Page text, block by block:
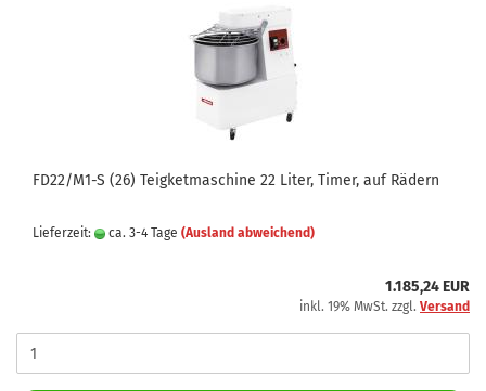
FD22/M1-S (26) Teigketmaschine 22 Liter, Timer, auf Rädern
Lieferzeit: ca. 3-4 Tage (Ausland abweichend)
1.185,24 EUR
inkl. 19% MwSt. zzgl. Versand